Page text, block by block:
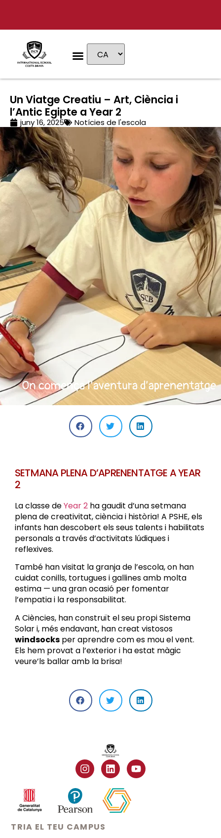
Un Viatge Creatiu – Art, Ciència i
l’Antic Egipte a Year 2
juny 16, 2025 Notícies de l'escola
On comença l’aventura d’aprenentatge
SETMANA PLENA D’APRENENTATGE A YEAR
2
La classe deYear 2 ha gaudit d’una setmana
plena de creativitat, ciència i història! A PSHE, els
infants han descobert els seus talents i habilitats
personals a través d’activitats lúdiques i
reflexives.
També han visitat la granja de l’escola, on han
cuidat conills, tortugues i gallines amb molta
estima — una gran ocasió per fomentar
l’empatia i la responsabilitat.
A Ciències, han construït el seu propi Sistema
Solar i, més endavant, han creat vistosos
windsocks per aprendre com es mou el vent.
Els hem provat a l’exterior i ha estat màgic
veure’ls ballar amb la brisa!
TRIA EL TEU CAMPUS